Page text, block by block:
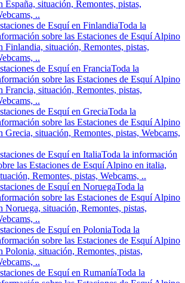
España, situación, Remontes, pistas,
..
de Esquí en FinlandiaToda la
sobre las Estaciones de Esquí Alpino
Finlandia, situación, Remontes, pistas,
..
de Esquí en FranciaToda la
sobre las Estaciones de Esquí Alpino
Francia, situación, Remontes, pistas,
..
de Esquí en GreciaToda la
sobre las Estaciones de Esquí Alpino
Grecia, situación, Remontes, pistas, Webcams,
de Esquí en ItaliaToda la información
las Estaciones de Esquí Alpino en italia,
Remontes, pistas, Webcams, ..
de Esquí en NoruegaToda la
sobre las Estaciones de Esquí Alpino
Noruega, situación, Remontes, pistas,
..
de Esquí en PoloniaToda la
sobre las Estaciones de Esquí Alpino
Polonia, situación, Remontes, pistas,
..
de Esquí en RumaníaToda la